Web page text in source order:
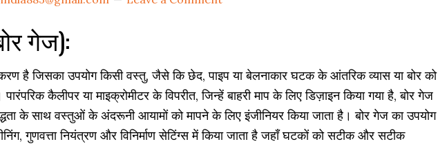
गेज):
है जिसका उपयोग किसी वस्तु, जैसे कि छेद, पाइप या बेलनाकार घटक के आंतरिक व्यास या बोर को
कैलीपर या माइक्रोमीटर के विपरीत, जिन्हें बाहरी माप के लिए डिज़ाइन किया गया है, बोर गेज
के साथ वस्तुओं के अंदरूनी आयामों को मापने के लिए इंजीनियर किया जाता है। बोर गेज का उपयोग
गुणवत्ता नियंत्रण और विनिर्माण सेटिंग्स में किया जाता है जहाँ घटकों को सटीक और सटीक